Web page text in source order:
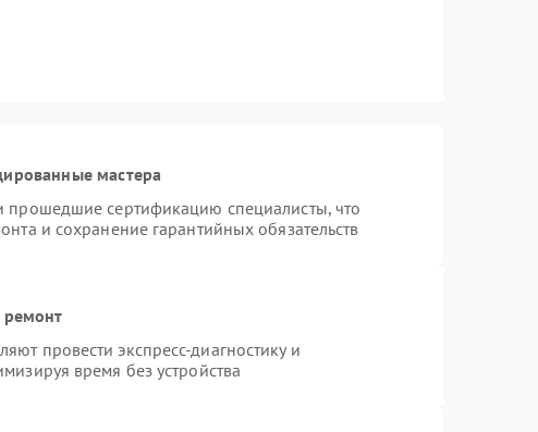
мастера
прошедшие сертификацию специалисты, что
и сохранение гарантийных обязательств
ремонт
провести экспресс-диагностику и
время без устройства